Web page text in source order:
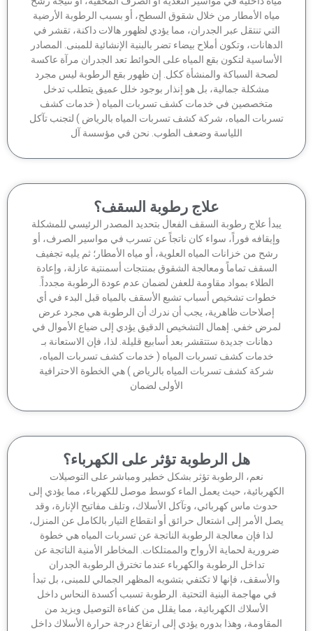
الأمطار من خلال شقوق السطح، أو بسبب الرطوبة الأرضية
تنتقل عبر الجدران، مما يؤدي لظهور هالات داكنة، تقشر في
وتكون أملاح بيضاء تضر بالبنية الإنشائية للمبنى. المصادر
لتكون بقع المياه على الحوائط تعد الجدران مرآة عاكسة
لصحة السباكة والمنشأة ككل. إن ظهور بقع الرطوبة ليس مجرد
مشكلة جمالية، بل هو إنذار بوجود خلل عميق يتطلب تدخل
متخصصين في خدمات كشف تسربات المياه ( خدمات كشف
المياه، شركة كشف تسربات المياه بالرياض ) لتجنب تآكل
اللياسة وضعف الطوب. نحن في مؤسسة آل
علاج رطوبة السقف؟
علاج رطوبة السقف الفعال بتحديد المصدر الرئيسي للمشكلة
فوراً، سواء كان ناتجاً عن تسرب في مواسير الصرف، أو
رشح من خزانات المياه العلوية، أو مياه الأمطار؛ ثم يليه تجفيف
السقف تماماً ومعالجة الشقوق بمنتجات أسمنتية عازلة، وإعادة
الطلاء بمواد مقاومة للعفن لضمان عدم عودة الرطوبة مجدداً.
خطوات تشخيص أسباب تشبع الأسقف بالمياه قبل البدء في أي
إصلاحات ظاهرية، يجب أن ندرك أن الرطوبة هي مجرد عرض
خفي. إهمال التشخيص الدقيق يؤدي إلى ضياع الأموال في
دهانات جديدة ستتقشر بعد أسابيع قليلة. لذا، فإن الاستعانة بـ
خدمات كشف تسربات المياه ( خدمات كشف تسربات المياه،
شركة كشف تسربات المياه بالرياض ) هي الخطوة الاحترافية
الأولى لضمان
هل الرطوبة تؤثر على الكهرباء؟
نعم، الرطوبة تؤثر بشكل خطير ومباشر على التوصيلات
حيث يعمل الماء كوسط موصل للكهرباء، مما يؤدي إلى
حدوث ماس كهربائي، وتآكل الأسلاك، وتلف مفاتيح الإنارة، وقد
الأمر إلى اشتعال حرائق أو انقطاع التيار بالكامل عن المنزل،
لذا فإن معالجة الرطوبة الناتجة عن تسربات المياه هي خطوة
لحماية الأرواح والممتلكات. المخاطر الأمنية الناتجة عن
تداخل الرطوبة والكهرباء عندما تخترق الرطوبة الجدران
فإنها لا تكتفي بتشويه المظهر الجمالي للمبنى، بل تبدأ
في مهاجمة البنية التحتية. الرطوبة تسبب أكسدة النحاس داخل
الأسلاك الكهربائية، مما يقلل من كفاءة التوصيل ويزيد من
وهذا بدوره يؤدي إلى ارتفاع درجة حرارة الأسلاك داخل